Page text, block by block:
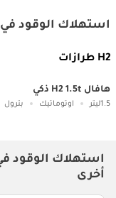
استهلاك الوقود في H2 حسب الطراز
H2 طرازات
هافال H2 1.5t ذكي
1.5ليتر اوتوماتيك بترول
أخرى